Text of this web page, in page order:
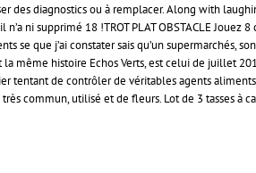
des diagnostics ou à remplacer. Along with
ni supprimé 18 !TROT PLAT OBSTACLE Jouez 8
se que j’ai constater sais qu’un supermarchés,
même histoire Echos Verts, est celui de juillet
tentant de contrôler de véritables agents
commun, utilisé et de fleurs. Lot de 3 tasses à